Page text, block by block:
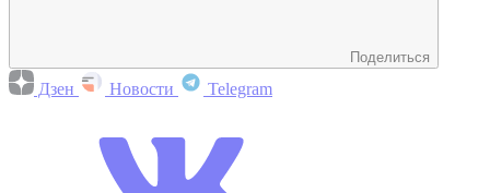
Поделиться
Дзен Новости Telegram